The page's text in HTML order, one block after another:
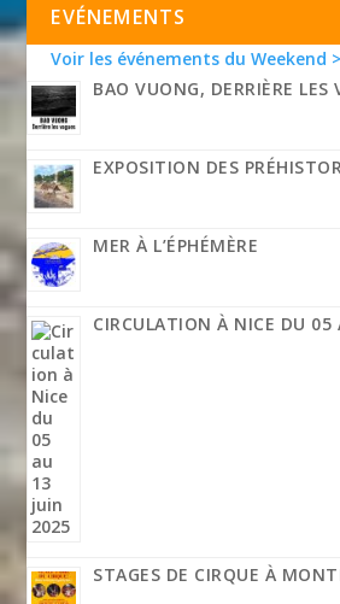
EVÉNEMENTS
Voir les événements du Weekend
BAO VUONG, DERRIÈRE LES
EXPOSITION DES
MER À L’ÉPHÉMÈRE
CIRCULATION À NICE DU
STAGES DE CIRQUE À